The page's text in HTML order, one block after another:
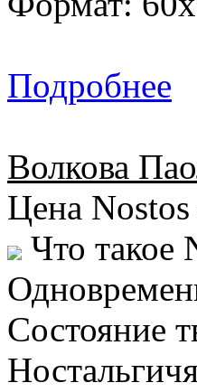
Подробнее
Волкова
Цена
Что такое
Состояние